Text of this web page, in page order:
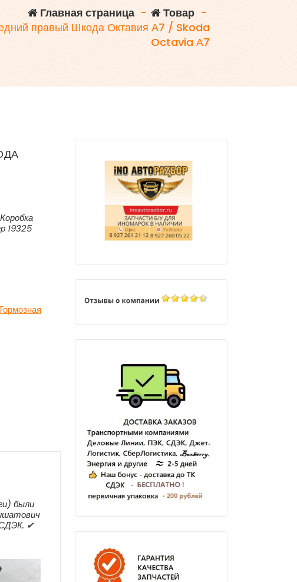
Главная страница - Товар -
правый Шкода Октавия А7 / Skoda
Octavia А7
19325
были
СДЭК. ✔